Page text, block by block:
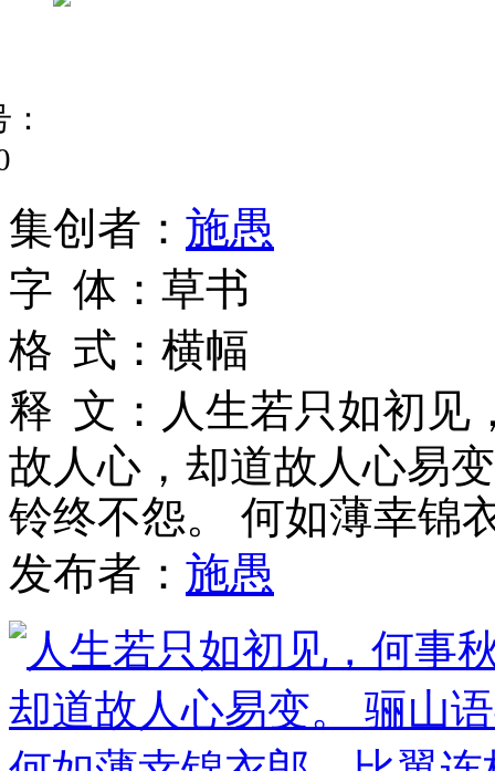
集创者 ： 施愚
字 体 ： 草书
格 式 ： 横幅
释 文 ： 人生若只如初见
故人心，却道故人心易
铃终不怨。 何如薄幸锦
发布者： 施愚